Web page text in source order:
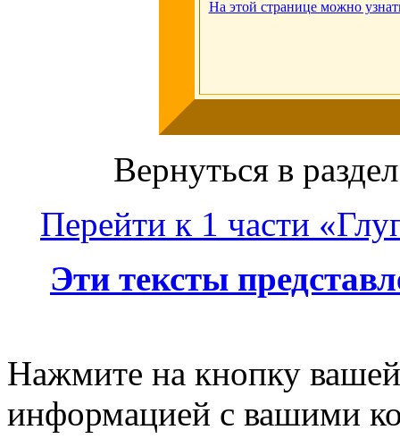
На этой странице можно
Вернуться в раздел
Перейти к 1 части
Эти тексты
Нажмите на кнопку
информацией с вашими